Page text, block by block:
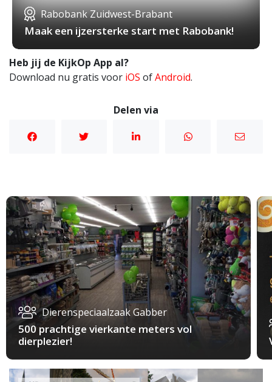
Rabobank Zuidwest-Brabant
Maak een ijzersterke start met Rabobank!
Heb jij de KijkOp App al?
Download nu gratis voor iOS ofAndroid.
Delen via
Dierenspeciaalzaak Gabber
500 prachtige vierkante meters vol
dierplezier!